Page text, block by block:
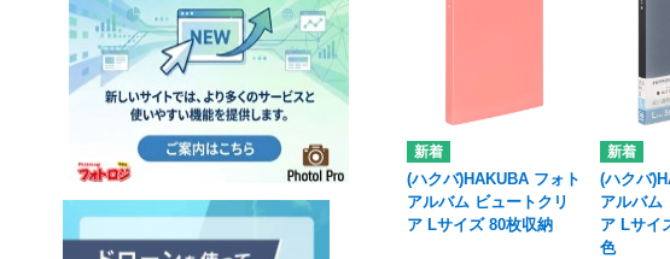
(ハクバ)HAKUBA フォト
アルバム ビュートクリ
ア Lサイズ 80枚収納
(ハクバ
アルバム
ア Lサイ
色